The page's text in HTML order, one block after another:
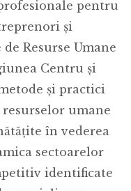
pentru
și
Resurse Umane
Centru și
și practici
umane
în vederea
sectoarelor
identificate